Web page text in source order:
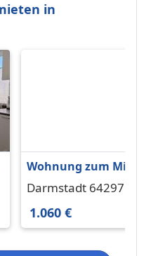
in
Wohnung zum Mieten
in Darmstadt 1.060 €
Darmstadt 64297
1.060 €